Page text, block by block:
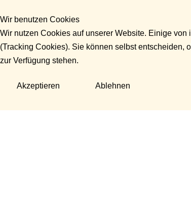
Wir benutzen Cookies
Wir nutzen Cookies auf unserer Website. Einige
(Tracking Cookies). Sie können selbst entscheiden,
zur Verfügung stehen.
Akzeptieren Ablehnen